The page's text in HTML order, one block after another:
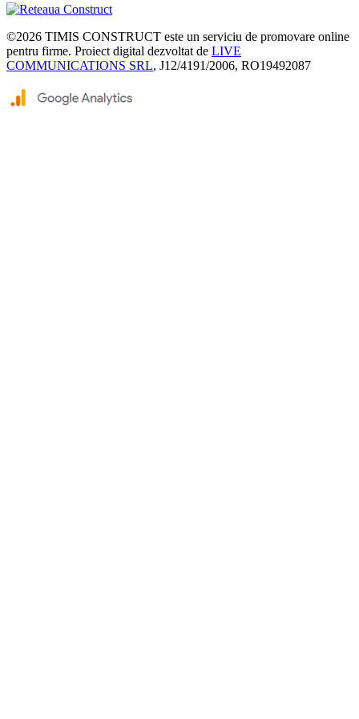
©2026 TIMIS CONSTRUCT este un serviciu de promovare online
pentru firme. Proiect digital dezvoltat de LIVE
COMMUNICATIONS SRL, J12/4191/2006, RO19492087